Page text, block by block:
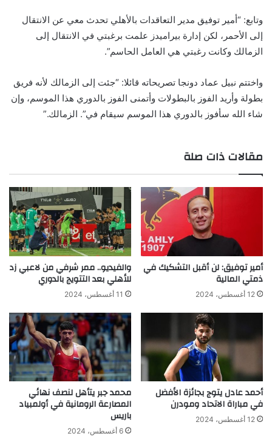
وتابع: “أمير توفيق مدير التعاقدات بالأهلي تحدث معي عن الانتقال
إلى الأحمر، لكن إدارة بيراميدز علمت برغبتي في الانتقال إلى
الزمالك وكانت رغبتي هي العامل الحاسم”.
واختتم نبيل عماد دونجا تصريحاته قائلا: “جئت إلى الزمالك لأنه فريق
بطولة وأريد الفوز بالبطولات وأتمنى الفوز بالدوري هذا الموسم، وإن
شاء الله سأفوز بالدوري هذا الموسم سيقام في”. الزمالك.”
مقالات ذات صلة
أمير توفيق: لن أقبل التشكيك في
ذمتي المالية
12 أغسطس، 2024
والفيديو.. ممر شرفي من لاعبي زد
للأهلي بعد التتويج بالدوري
11 أغسطس، 2024
أحمد عادل يتوج بجائزة الأفضل
في مباراة الاتحاد ومودرن
12 أغسطس، 2024
محمد جبر يتأهل لنصف نهائي
المصارعة الرومانية في أولمبياد
باريس
6 أغسطس، 2024